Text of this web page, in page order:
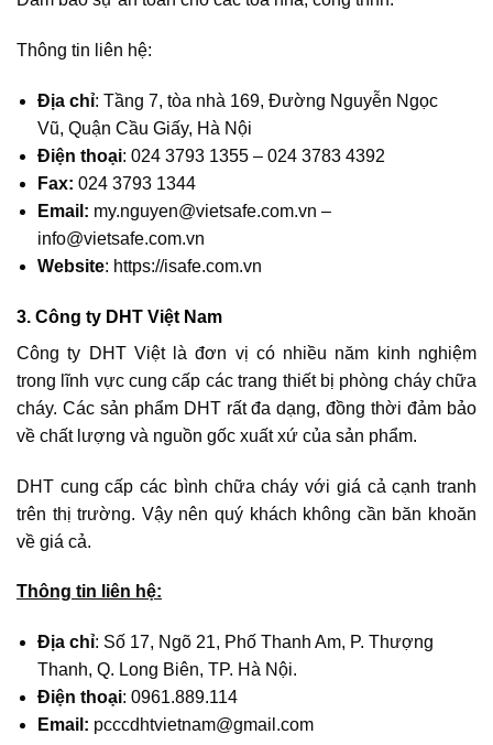
Thông tin liên hệ:
Địa chỉ: Tầng 7, tòa nhà 169, Đường Nguyễn Ngọc
Vũ, Quận Cầu Giấy, Hà Nội
Điện thoại: 024 3793 1355 – 024 3783 4392
Fax: 024 3793 1344
Email: my.nguyen@vietsafe.com.vn –
info@vietsafe.com.vn
Website: https://isafe.com.vn
3. Công ty DHT Việt Nam
Công ty DHT Việt là đơn vị có nhiều năm kinh nghiệm
trong lĩnh vực cung cấp các trang thiết bị phòng cháy chữa
cháy. Các sản phẩm DHT rất đa dạng, đồng thời đảm bảo
về chất lượng và nguồn gốc xuất xứ của sản phẩm.
DHT cung cấp các bình chữa cháy với giá cả cạnh tranh
trên thị trường. Vậy nên quý khách không cần băn khoăn
về giá cả.
Thông tin liên hệ:
Địa chỉ: Số 17, Ngõ 21, Phố Thanh Am, P. Thượng
Thanh, Q. Long Biên, TP. Hà Nội.
Điện thoại: 0961.889.114
Email: pcccdhtvietnam@gmail.com